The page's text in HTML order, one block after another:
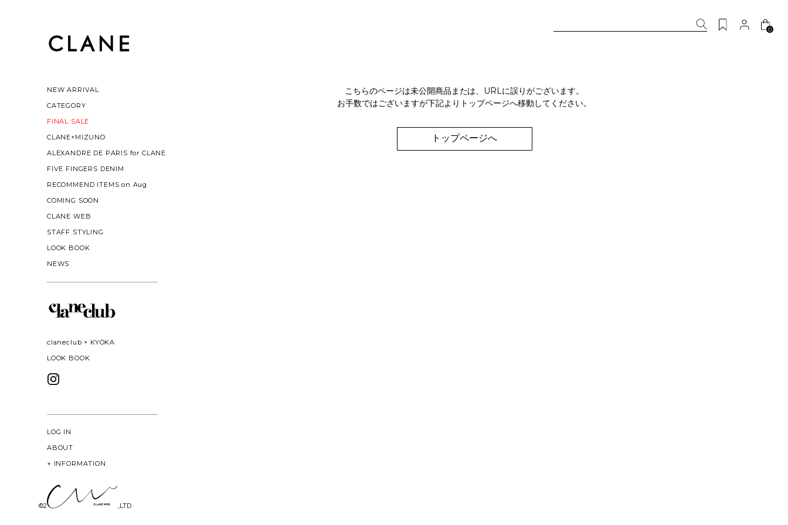
NEW ARRIVAL
CATEGORY
FINAL SALE
CLANE×MIZUNO
ALEXANDRE DE PARIS for CLANE
FIVE FINGERS DENIM
RECOMMEND ITEMS on Aug
COMING SOON
CLANE WEB
STAFF STYLING
LOOK BOOK
NEWS
claneclub × KYOKA
LOOK BOOK
LOG IN
ABOUT
+ INFORMATION
0
こちらのページは未公開商品または、URLに誤りがございます。
お手数ではございますが下記よりトップページへ移動してください。
トップページへ
©2026 CLANE DESIGN CO.,LTD